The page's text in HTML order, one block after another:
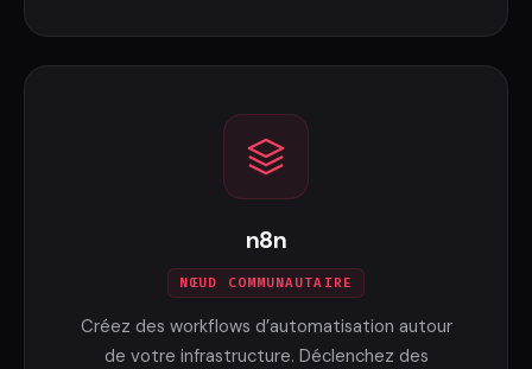
n8n
NŒUD COMMUNAUTAIRE
Créez des workflows d’automatisation autour
de votre infrastructure. Déclenchez des